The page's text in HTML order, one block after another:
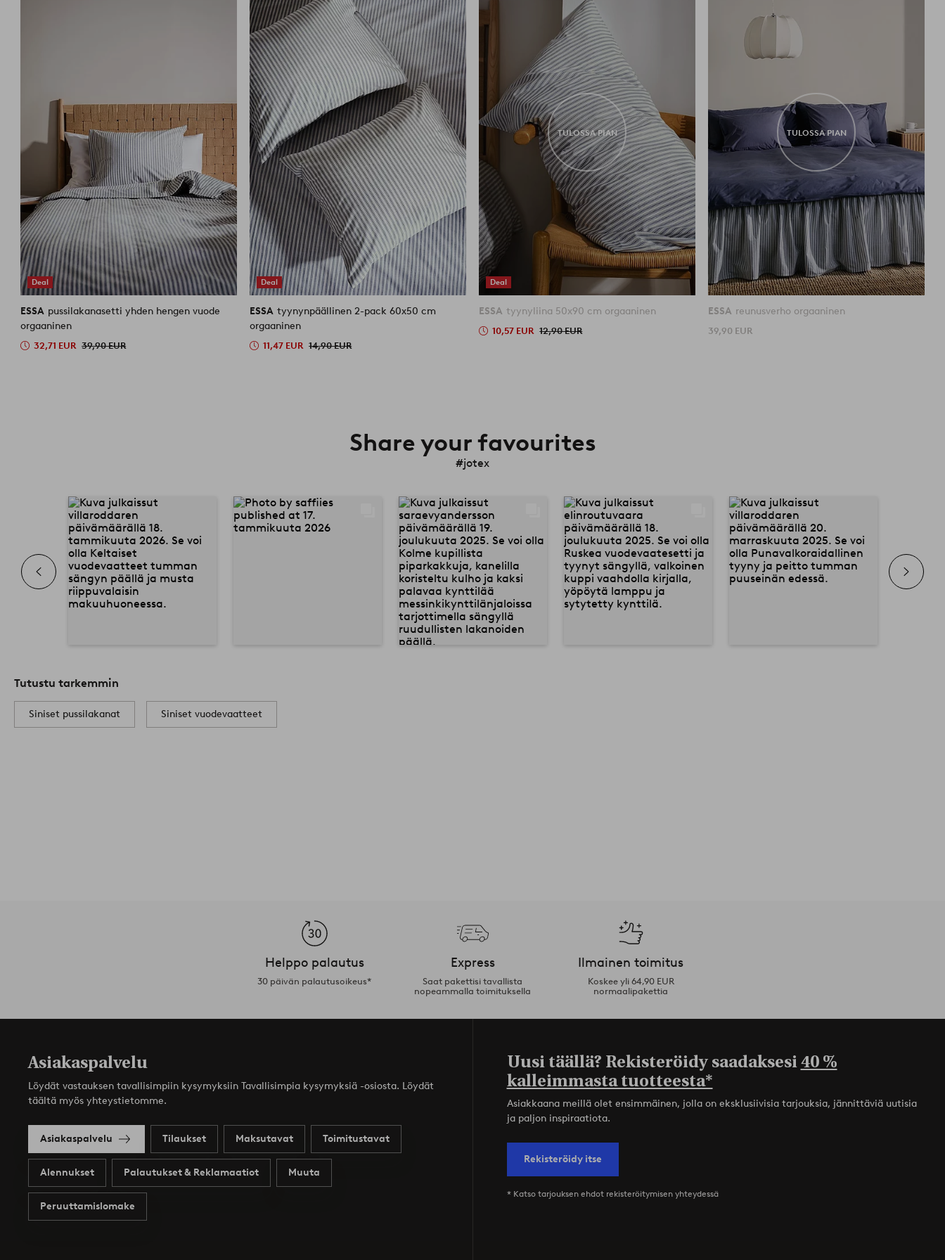
Deal
ESSA pussilakanasetti yhden hengen vuode
orgaaninen
32,71 EUR 39,90 EUR
Deal
ESSA tyynynpäällinen 2-pack 60x50 cm
orgaaninen
11,47 EUR 14,90 EUR
Deal
TULOSSA PIAN
ESSA tyynyliina 50x90 cm orgaaninen
10,57 EUR 12,90 EUR
TULOSSA PIAN
ESSA reunusverho orgaaninen
39,90 EUR
Share your favourites
#jotex
Tutustu tarkemmin
Siniset pussilakanat Siniset vuodevaatteet
Helppo palautus
30 päivän palautusoikeus*
Express
Saat pakettisi tavallista
nopeammalla toimituksella
Ilmainen toimitus
Koskee yli 64,90 EUR
normaalipakettia
Asiakaspalvelu
Löydät vastauksen tavallisimpiin kysymyksiin Tavallisimpia kysymyksiä -osiosta. Löydät
täältä myös yhteystietomme.
Asiakaspalvelu Tilaukset Maksutavat Toimitustavat
Alennukset Palautukset & Reklamaatiot Muuta
Peruuttamislomake
Uusi täällä? Rekisteröidy saadaksesi40 %
kalleimmasta tuotteesta*
Asiakkaana meillä olet ensimmäinen, jolla on eksklusiivisia tarjouksia, jännittäviä uutisia
ja paljon inspiraatiota.
Rekisteröidy itse
* Katso tarjouksen ehdot rekisteröitymisen yhteydessä